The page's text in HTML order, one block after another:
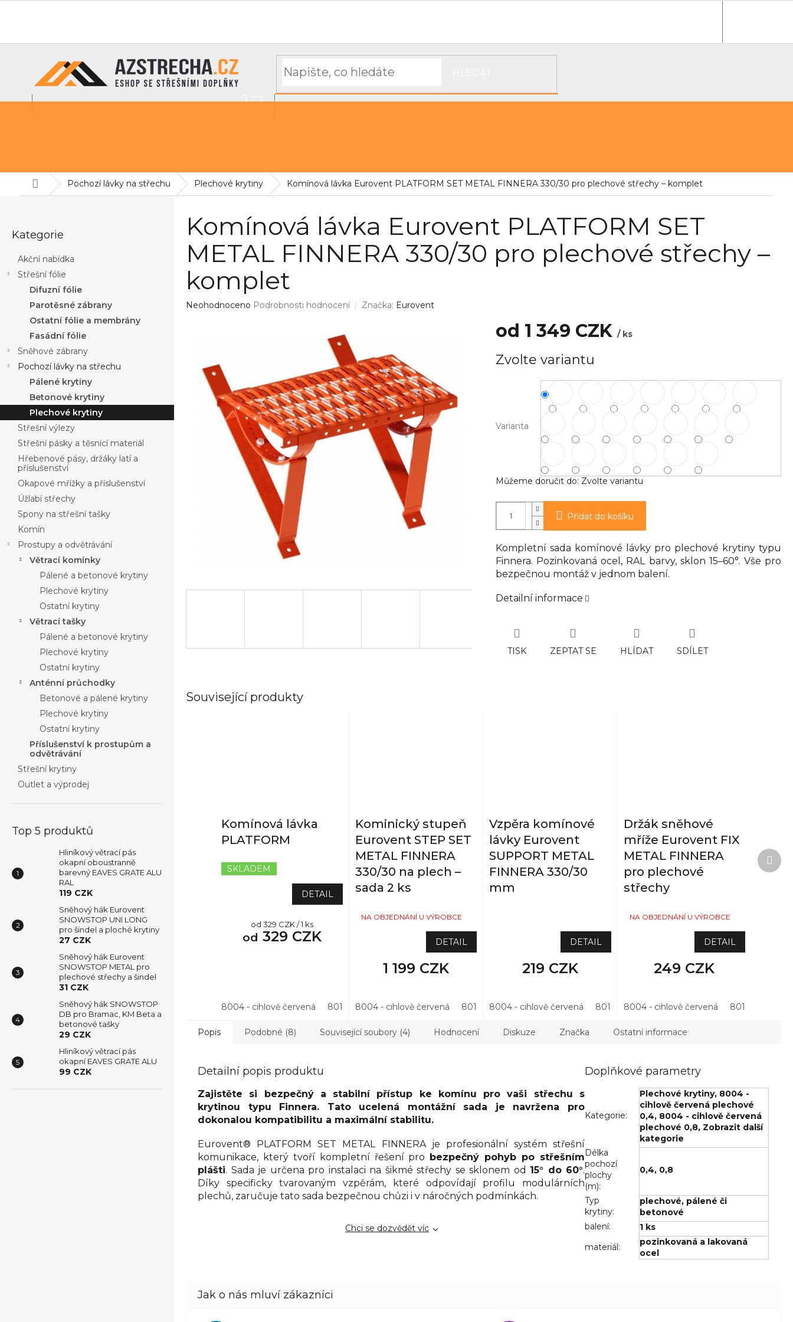
NÁKUPNÍ
DomůPochozí lávky na střechu Plechové krytiny Komínová lávka Eurovent PLATFORM SET METAL FINNERA 330/30 pro plechové střechy – komplet
kategorie
Kategorie
Akční nabídka
Střešní fólie
Difuzní fólie
Parotěsné zábrany
Ostatní fólie a membrány
Fasádní fólie
Sněhové zábrany
Pochozí lávky na střechu
Pálené krytiny
Betonové krytiny
Plechové krytiny
Střešní výlezy
Střešní pásky a těsnící materiál
Hřebenové pásy, držáky latí a
příslušenství
Okapové mřížky a příslušenství
Úžlabí střechy
Spony na střešní tašky
Komín
Prostupy a odvětrávání
Větrací komínky
Pálené a betonové krytiny
Plechové krytiny
Ostatní krytiny
Větrací tašky
Pálené a betonové krytiny
Plechové krytiny
Ostatní krytiny
Anténní průchodky
Betonové a pálené krytiny
Plechové krytiny
Ostatní krytiny
Příslušenství k prostupům a
odvětrávání
Střešní krytiny
Outlet a výprodej
Top 5 produktů
Hliníkový větrací pás
okapní oboustranně
barevný EAVES GRATE ALU
RAL
119 CZK
Sněhový hák Eurovent
SNOWSTOP UNI LONG
pro šindel a ploché krytiny
27 CZK
Sněhový hák Eurovent
SNOWSTOP METAL pro
plechové střechy a šindel
31 CZK
Sněhový hák SNOWSTOP
DB pro Bramac, KM Beta a
betonové tašky
29 CZK
Hliníkový větrací pás
okapní EAVES GRATE ALU
99 CZK
Komínová lávka Eurovent PLATFORM SET
METAL FINNERA 330/30 pro plechové střechy –
komplet
Průměrné
hvězdiček.
Neohodnoceno Podrobnosti hodnocení Značka: Eurovent
od 1 349 CZK / ks
cena:
Zvolte variantu
Varianta
Můžeme doručit do: Zvolte variantu
Přidat do košíku
Kompletní sada komínové lávky pro plechové krytiny typu
Finnera. Pozinkovaná ocel, RAL barvy, sklon 15–60°. Vše pro
bezpečnou montáž v jednom balení.
Detailní informace
TISK ZEPTAT SE HLÍDAT SDÍLET
Související produkty
Komínová lávka
PLATFORM
hodnocení
produktu
z
5
SKLADEM
od 329 CZK
Měrná
cena:
od 329 CZK / 1 ks
DETAIL
8004 - cihlově červená 8019 - hnědá 7021 - antracitová 3011 - višňová 8017 - hnědá 9005 - černá 3004 - třešeň 7024 -
Kominický stupeň
Eurovent STEP SET
METAL FINNERA
330/30 na plech –
sada 2 ks
NA OBJEDNÁNÍ U VÝROBCE
1 199 CZK
DETAIL
8004 - cihlově červená 8019 - hnědá 7021 - antracitová 8015 - kaštanová 3011 - višňová
Vzpěra komínové
lávky Eurovent
SUPPORT METAL
FINNERA 330/30
mm
219 CZK
DETAIL
8004 - cihlově červená 8019 - hnědá 7021 - antracitová
Držák sněhové
mříže Eurovent FIX
METAL FINNERA
pro plechové
střechy
NA OBJEDNÁNÍ U VÝROBCE
249 CZK
DETAIL
8004 - cihlově červená 8019 - hnědá
Další
Popis Podobné (8) Související soubory (4) Hodnocení Diskuze Značka Ostatní informace
Detailní popis produktu
Zajistěte si bezpečný a stabilní přístup ke komínu pro vaši střechu s
krytinou typu Finnera. Tato ucelená montážní sada je navržena pro
dokonalou kompatibilitu a maximální stabilitu.
Eurovent® PLATFORM SET METAL FINNERA je profesionální systém střešní
komunikace, který tvoří kompletní řešení pro bezpečný pohyb po střešním
plášti. Sada je určena pro instalaci na šikmé střechy se sklonem od 15° do 60°.
Díky specificky tvarovaným vzpěrám, které odpovídají profilu modulárních
plechů, zaručuje tato sada bezpečnou chůzi i v náročných podmínkách.
Chci se dozvědět víc
Doplňkové parametry
Kategorie:
Plechové krytiny, 8004 -
cihlově červená plechové
0,4, 8004 - cihlově červená
plechové 0,8, Zobrazit další
kategorie
Délka
pochozí
plochy
(m):
0,4, 0,8
Typ
krytiny:
plechové, pálené či
betonové
balení:
1 ks
materiál:
pozinkovaná a lakovaná
ocel